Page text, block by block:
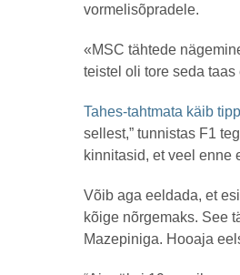
vormelisõpradele.
«MSC tähtede
teistel oli tore seda
Tahes-tahtmata käib
sellest,” tunnistas F1
kinnitasid, et veel enne
Võib aga eeldada, et
kõige nõrgemaks. See
Mazepiniga. Hooaja